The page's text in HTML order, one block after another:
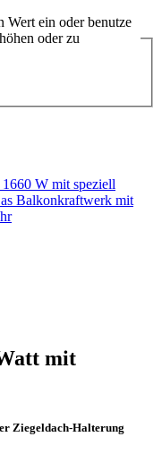
Wert ein oder benutze
oder zu
W mit speziell
Balkonkraftwerk mit
mit
Ziegeldach-Halterung